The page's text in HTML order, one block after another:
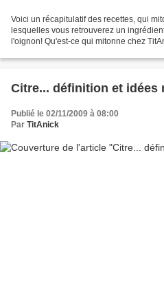
Voici un récapitulatif des recettes, qui
lesquelles vous retrouverez un
l'oignon! Qu'est-ce qui mitonne chez
Citre... définition et idées
Publié le 02/11/2009 à 08:00
Par TitAnick